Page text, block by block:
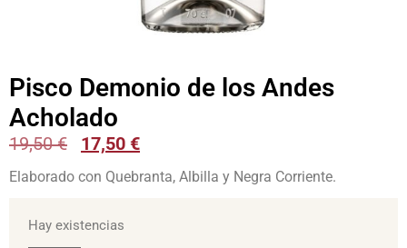
Pisco Demonio de los Andes
Acholado
19,50€ 17,50 €
Elaborado con Quebranta, Albilla y Negra Corriente.
Hay existencias